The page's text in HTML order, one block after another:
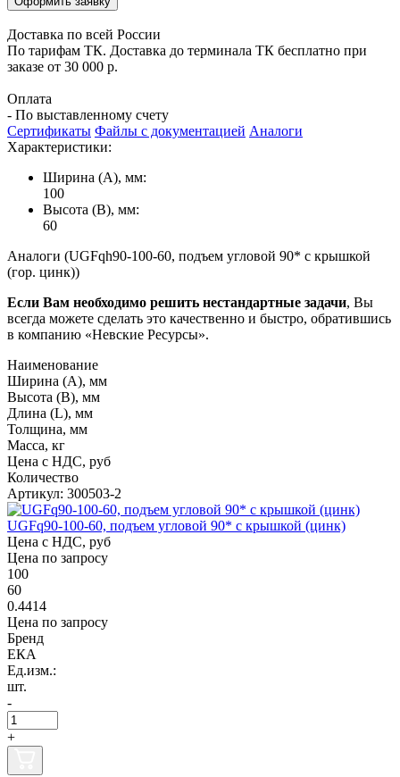
Доставка по всей России
По тарифам ТК. Доставка до терминала ТК бесплатно при
заказе от 30 000 р.
Оплата
- По выставленному счету
Сертификаты Файлы с документацией Аналоги
Характеристики:
Ширина (А), мм:
100
Высота (В), мм:
60
Аналоги (UGFqh90-100-60, подъем угловой 90* с крышкой
(гор. цинк))
Если Вам необходимо решить нестандартные задачи, Вы
всегда можете сделать это качественно и быстро, обратившись
в компанию «Невские Ресурсы».
Наименование
Ширина (А), мм
Высота (В), мм
Длина (L), мм
Толщина, мм
Масса, кг
Цена с НДС, руб
Количество
Артикул: 300503-2
UGFq90-100-60, подъем угловой 90* с крышкой (цинк)
Цена с НДС, руб
Цена по запросу
100
60
0.4414
Цена по запросу
Бренд
ЕКА
Ед.изм.:
шт.
-
+